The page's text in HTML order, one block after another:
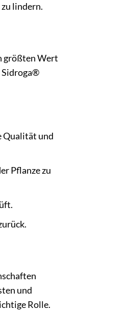
lindern.
größten Wert
Sidroga®
Qualität und
Pflanze zu
und
Rolle.